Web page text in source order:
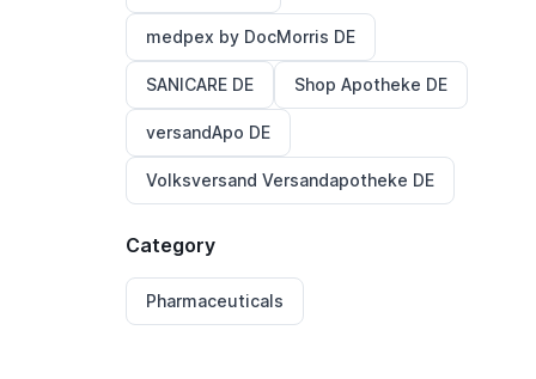
medpex by DocMorris DE
SANICARE DE Shop Apotheke DE
versandApo DE
Volksversand Versandapotheke DE
Category
Pharmaceuticals